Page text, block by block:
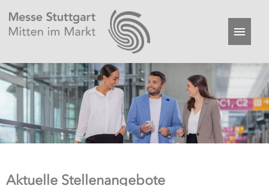
Aktuelle Stellenangebote